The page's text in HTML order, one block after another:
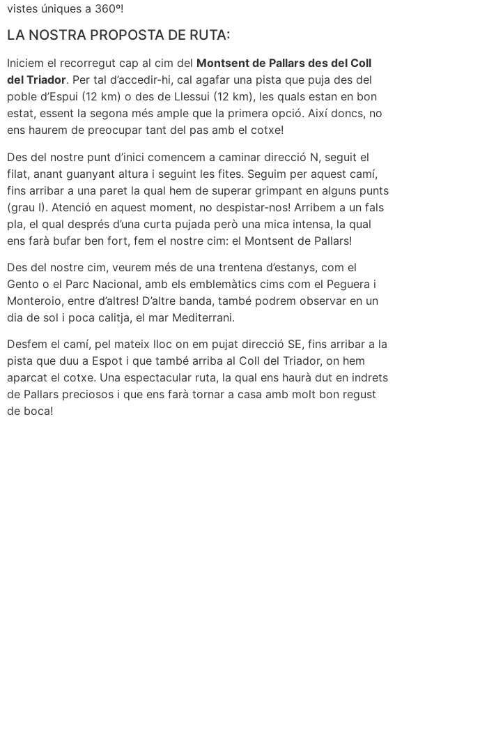
vistes úniques a 360º!
LA NOSTRA PROPOSTA DE RUTA:
Iniciem el recorregut cap al cim del Montsent de Pallars des del Coll
del Triador. Per tal d’accedir-hi, cal agafar una pista que puja des del
poble d’Espui (12 km) o des de Llessui (12 km), les quals estan en bon
estat, essent la segona més ample que la primera opció. Així doncs, no
ens haurem de preocupar tant del pas amb el cotxe!
Des del nostre punt d’inici comencem a caminar direcció N, seguit el
filat, anant guanyant altura i seguint les fites. Seguim per aquest camí,
fins arribar a una paret la qual hem de superar grimpant en alguns punts
(grau I). Atenció en aquest moment, no despistar-nos! Arribem a un fals
pla, el qual després d’una curta pujada però una mica intensa, la qual
ens farà bufar ben fort, fem el nostre cim: el Montsent de Pallars!
Des del nostre cim, veurem més de una trentena d’estanys, com el
Gento o el Parc Nacional, amb els emblemàtics cims com el Peguera i
Monteroio, entre d’altres! D’altre banda, també podrem observar en un
dia de sol i poca calitja, el mar Mediterrani.
Desfem el camí, pel mateix lloc on em pujat direcció SE, fins arribar a la
pista que duu a Espot i que també arriba al Coll del Triador, on hem
aparcat el cotxe. Una espectacular ruta, la qual ens haurà dut en indrets
de Pallars preciosos i que ens farà tornar a casa amb molt bon regust
de boca!